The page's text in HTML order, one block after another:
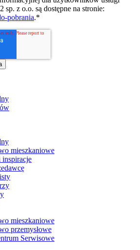
sp. z o.o. są dostępne na stronie:
pobrania.*
mieszkaniowe
inspiracje
mieszkaniowe
przemysłowe
Serwisowe